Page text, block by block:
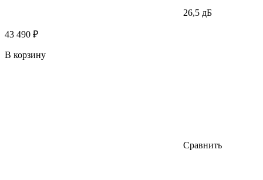
26,5 дБ
43 490 ₽
В корзину
Сравнить